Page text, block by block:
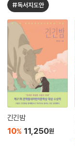
#독서지도안
긴긴밤
10% 11,250원